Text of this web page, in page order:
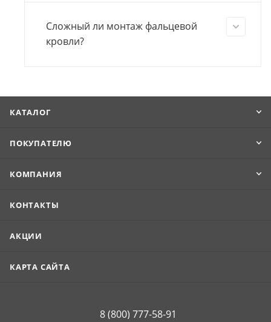
Сложный ли монтаж фальцевой
кровли?
КАТАЛОГ
ПОКУПАТЕЛЮ
КОМПАНИЯ
КОНТАКТЫ
АКЦИИ
КАРТА САЙТА
8 (800) 777-58-91